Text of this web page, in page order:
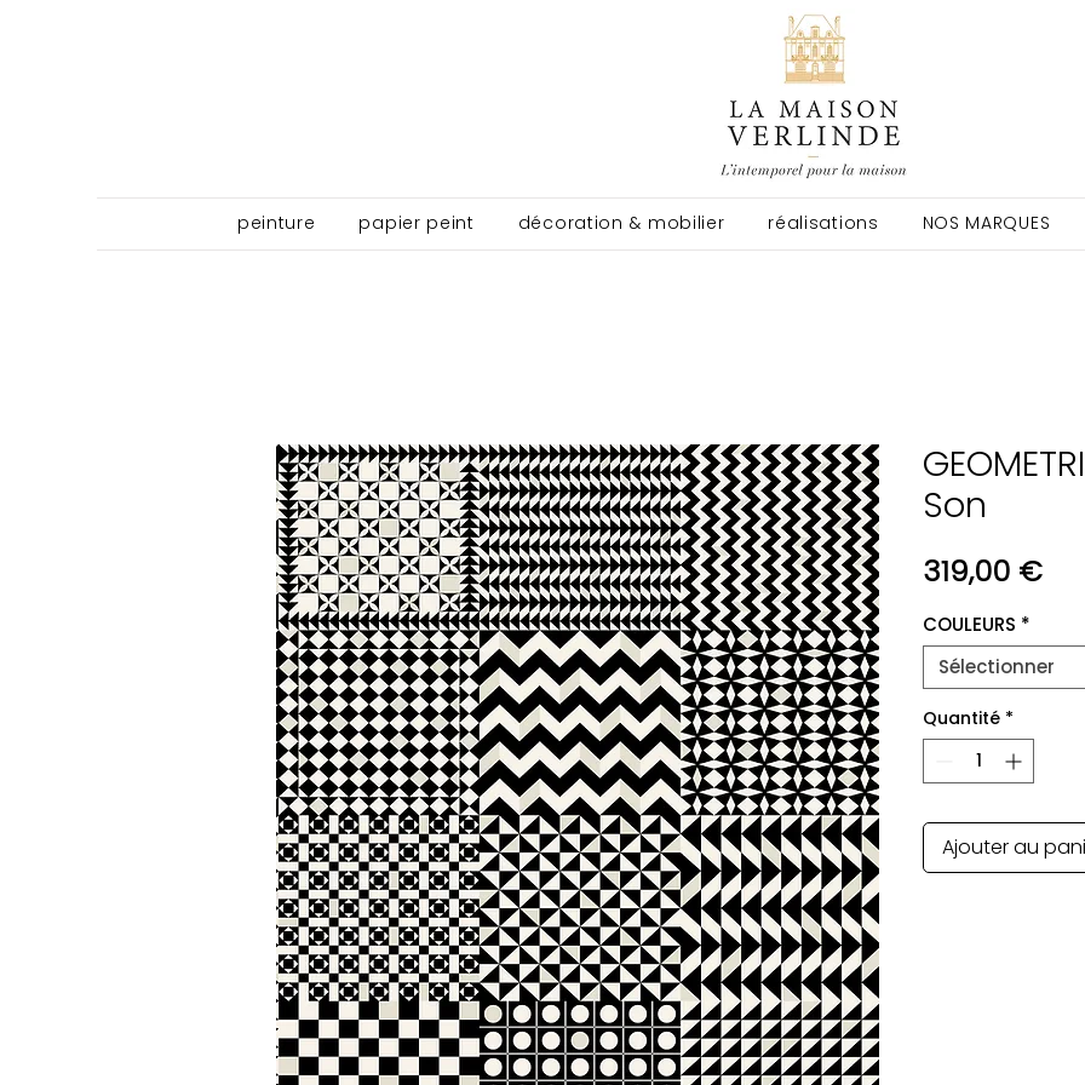
peinture papier peint décoration & mobilier réalisations NOS MARQUES
Son
319,00 €Prix
COULEURS *
Sélectionner
Quantité *
Ajouter au